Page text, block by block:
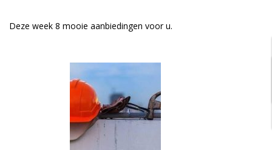
Deze week 8 mooie aanbiedingen voor u.